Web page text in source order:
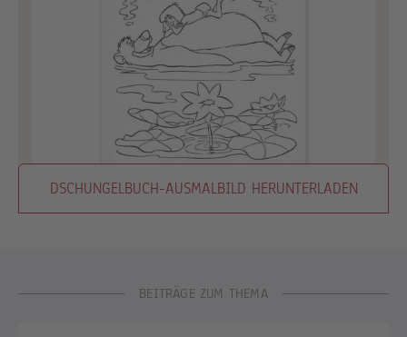
DSCHUNGELBUCH-AUSMALBILD HERUNTERLADEN
BEITRÄGE ZUM THEMA